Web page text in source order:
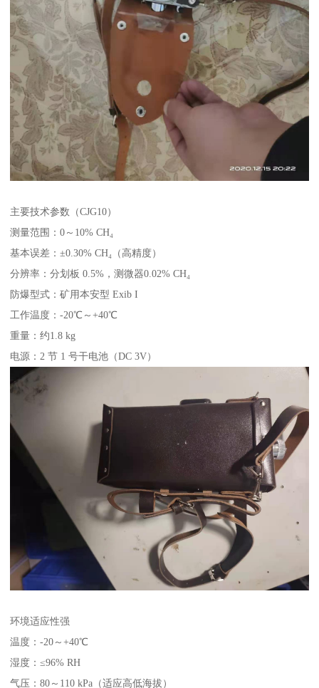
主要技术参数（CJG10）
测量范围：0～10% CH₄
基本误差：±0.30% CH₄（高精度）
分辨率：分划板 0.5%，测微器0.02% CH₄
防爆型式：矿用本安型 Exib I
工作温度：-20℃～+40℃
重量：约1.8 kg
电源：2 节 1 号干电池（DC 3V）
环境适应性强
温度：-20～+40℃
湿度：≤96% RH
气压：80～110 kPa（适应高低海拔）